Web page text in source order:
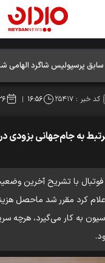
پرسپولیس شاگرد الهامی شد
خبر : ۲۵۴۱۷ ۱۶:۵۶
به جام‌جهانی بزودی در
با تشریح آخرین
کرد مقرر شد ماحصل
به کار می‌گیرد، هرچه